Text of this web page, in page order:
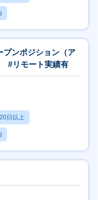
プンポジション（ア
#リモート実績有
日以上